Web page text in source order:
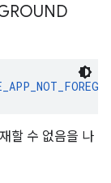
할 수 없음을 나